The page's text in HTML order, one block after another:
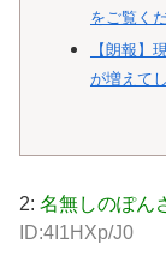
をご覧く
【朗報】
が増えて
2: 名無しのぽん
ID:4I1HXp/J0